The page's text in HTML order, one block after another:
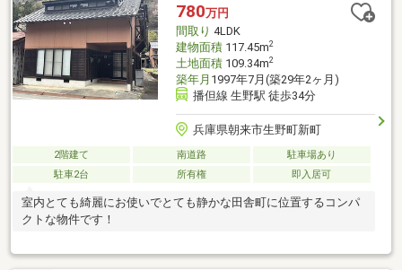
780万円
間取り 4LDK
建物面積117.45m2
土地面積109.34m2
築年月 1997年7月(築29年2ヶ月)
播但線 生野駅 徒歩34分
兵庫県朝来市生野町新町
2階建て 南道路
駐車場あり
駐車2台
所有権 即入居可
室内とても綺麗にお使いでとても静かな田舎町に位置するコンパ
クトな物件です！